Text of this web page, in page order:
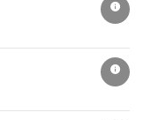
info
info